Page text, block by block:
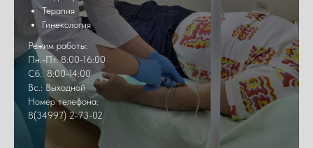
Терапия
Гинекология
Режим работы:
Пн.-Пт. 8:00-16:00
Сб.: 8:00-14:00
Вс.: Выходной
Номер телефона:
8(34997) 2-73-02